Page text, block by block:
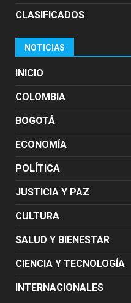
CLASIFICADOS
NOTICIAS
INICIO
COLOMBIA
BOGOTÁ
ECONOMÍA
POLÍTICA
JUSTICIA Y PAZ
CULTURA
SALUD Y BIENESTAR
CIENCIA Y TECNOLOGÍA
INTERNACIONALES